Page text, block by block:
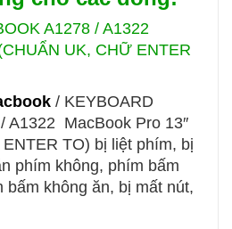
A1278 / A1322
UK, CHỮ ENTER
/ KEYBOARD
A1322 MacBook Pro 13″
TO) bị liệt phím, bị
phím không, phím bấm
bấm không ăn, bị mất nút,